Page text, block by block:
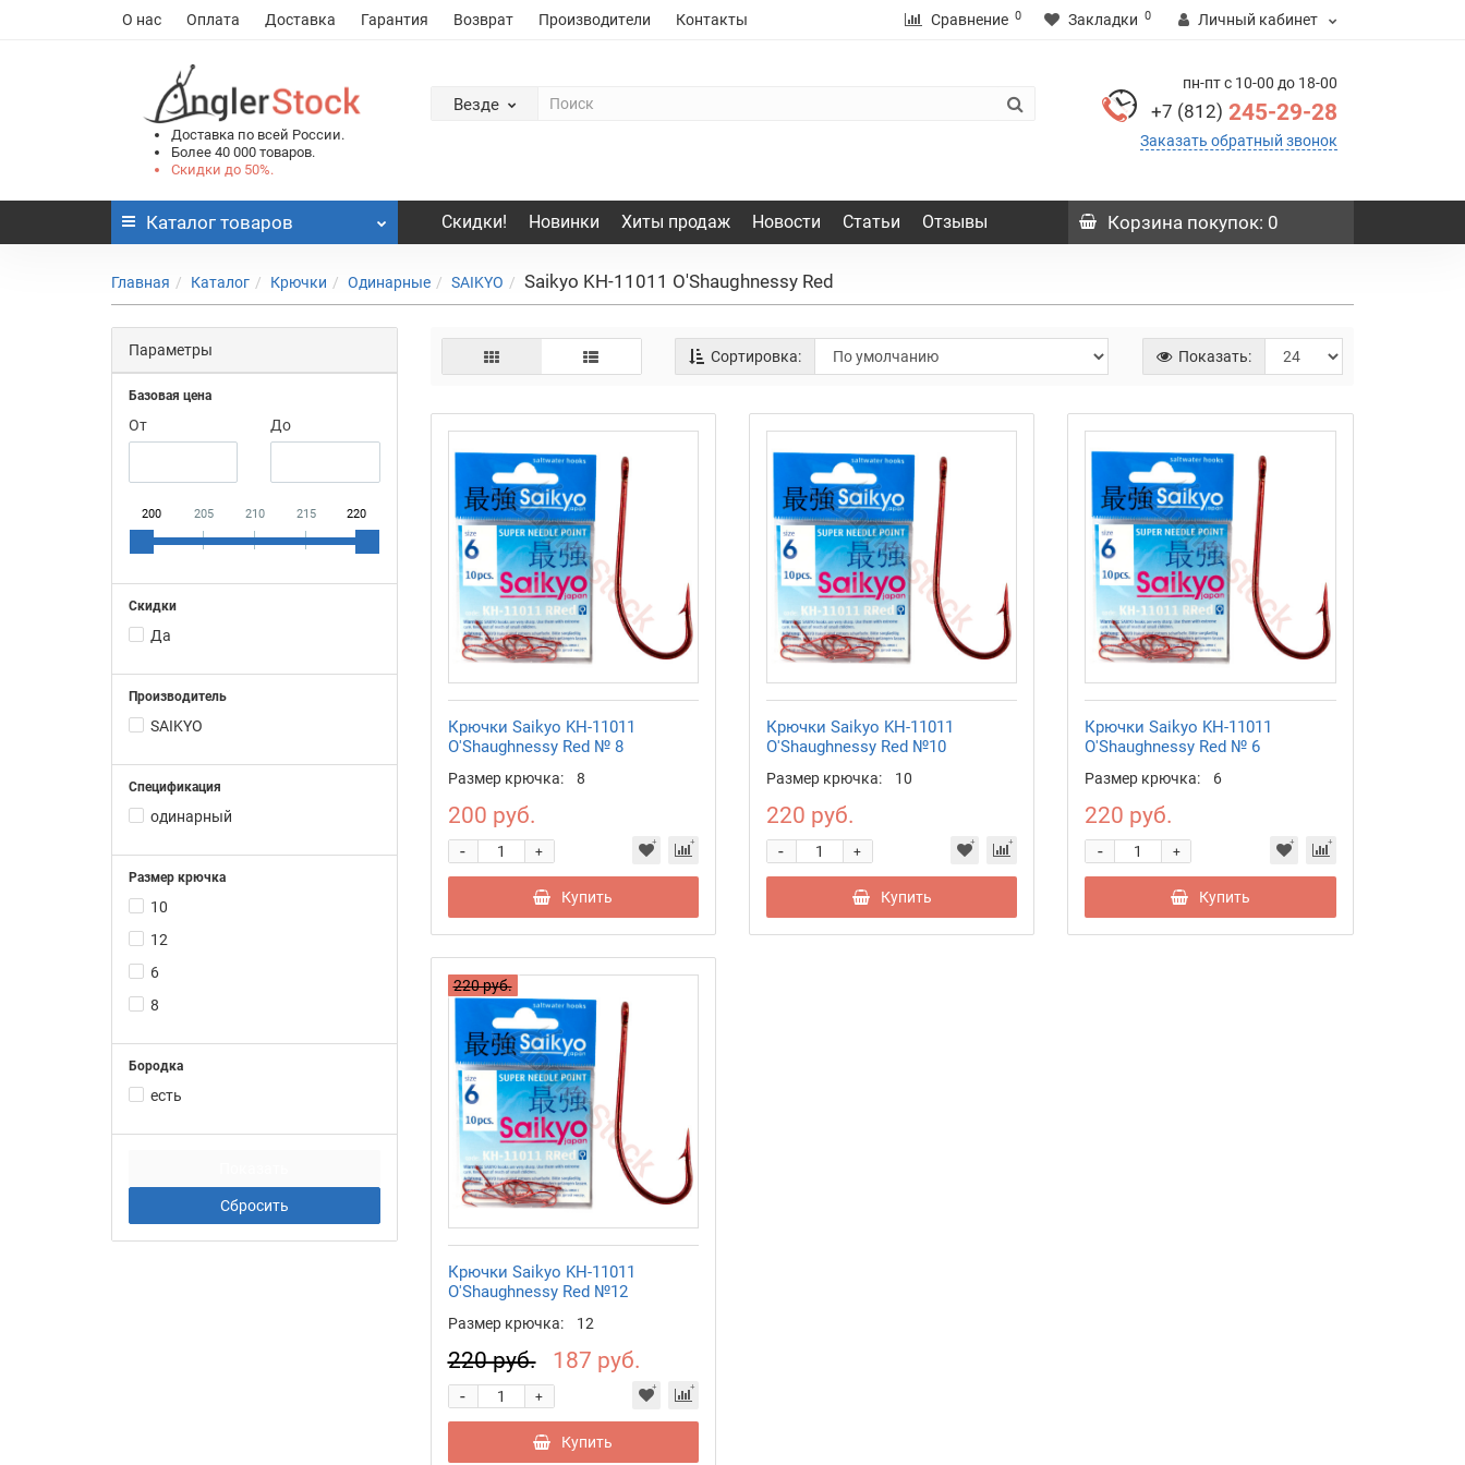
О нас Оплата Доставка Гарантия Возврат Производители Контакты Сравнение 0 Закладки 0 Личный кабинет
Доставка по всей России.
Более 40 000 товаров.
Скидки до 50%.
Везде
пн-пт с 10-00 до 18-00
+7 (812) 245-29-28
Заказать обратный звонок
Каталог товаров Скидки! Новинки Хиты продаж Новости Статьи Отзывы Корзина покупок: 0
Главная Каталог Крючки Одинарные SAIKYO Saikyo KH-11011 O'Shaughnessy Red
Параметры
Базовая цена
От До
200 205 210 215 220
Скидки
Да
Производитель
SAIKYO
Спецификация
одинарный
Размер крючка
10
12
6
8
Бородка
есть
Сортировка: Показать:
Крючки Saikyo KH-11011
O'Shaughnessy Red № 8
Размер крючка: 8
200 руб.
+
-
Купить
Крючки Saikyo KH-11011
O'Shaughnessy Red №10
Размер крючка: 10
220 руб.
+
-
Купить
Крючки Saikyo KH-11011
O'Shaughnessy Red № 6
Размер крючка: 6
220 руб.
+
-
Купить
220 руб.
Крючки Saikyo KH-11011
O'Shaughnessy Red №12
Размер крючка: 12
220 руб. 187 руб.
+
-
Купить